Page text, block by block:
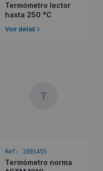
Termómetro lector
hasta 250 °C
Voir détail
T
Ref: 1001455
Termómetro norma